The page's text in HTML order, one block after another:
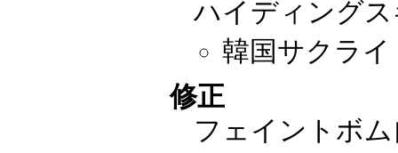
ハイディング
韓国サクライ
修正
フェイントボ